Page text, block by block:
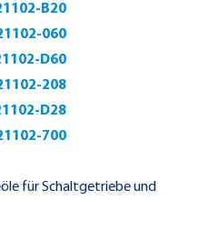
B20
060
D60
208
D28
700
für Schaltgetriebe und